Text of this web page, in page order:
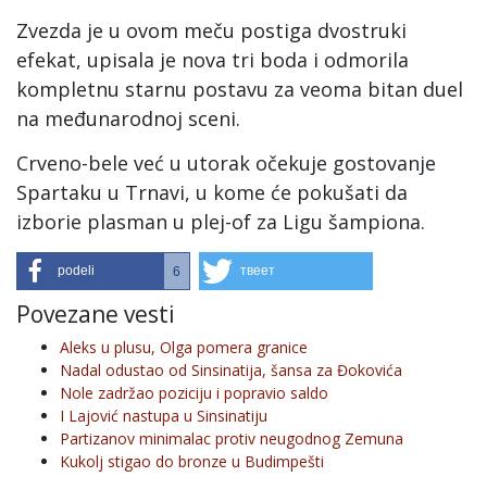
Zvezda je u ovom meču postiga dvostruki
efekat, upisala je nova tri boda i odmorila
kompletnu starnu postavu za veoma bitan duel
na međunarodnoj sceni.
Crveno-bele već u utorak očekuje gostovanje
Spartaku u Trnavi, u kome će pokušati da
izborie plasman u plej-of za Ligu šampiona.
podeli 6 твеет
Povezane vesti
Aleks u plusu, Olga pomera granice
Nadal odustao od Sinsinatija, šansa za Đokovića
Nole zadržao poziciju i popravio saldo
I Lajović nastupa u Sinsinatiju
Partizanov minimalac protiv neugodnog Zemuna
Kukolj stigao do bronze u Budimpešti